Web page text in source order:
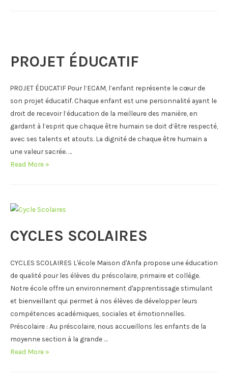
PROJET ÉDUCATIF
PROJET ÉDUCATIF Pour l’ECAM, l’enfant représente le cœur de
son projet éducatif. Chaque enfant est une personnalité ayant le
droit de recevoir l’éducation de la meilleure des manière, en
gardant à l’esprit que chaque être humain se doit d’être respecté,
avec ses talents et atouts. La dignité de chaque être humain a
une valeur sacrée. …
PROJET
Read More »
CYCLES SCOLAIRES
CYCLES SCOLAIRES L'école Maison d'Anfa propose une éducation
de qualité pour les élèves du préscolaire, primaire et collège.
Notre école offre un environnement d'apprentissage stimulant
et bienveillant qui permet à nos élèves de développer leurs
compétences académiques, sociales et émotionnelles.
Préscolaire : Au préscolaire, nous accueillons les enfants de la
moyenne section à la grande …
CYCLES
Read More »